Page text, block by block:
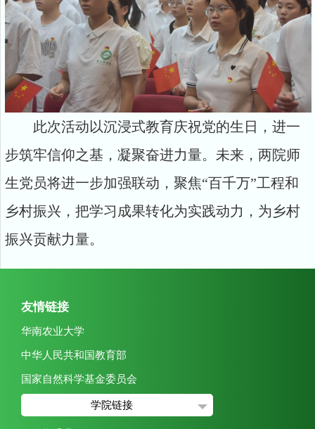
此次活动以沉浸式教育庆祝党的生日，进一
步筑牢信仰之基，凝聚奋进力量。未来，两院师
生党员将进一步加强联动，聚焦“百千万”工程和
乡村振兴，把学习成果转化为实践动力，为乡村
振兴贡献力量。
友情链接
华南农业大学
中华人民共和国教育部
国家自然科学基金委员会
学院链接